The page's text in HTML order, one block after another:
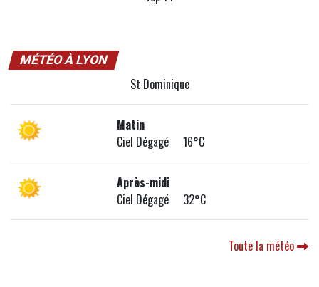
MÉTÉO À LYON
St Dominique
Matin
Ciel Dégagé 16°C
Après-midi
Ciel Dégagé 32°C
Toute la météo